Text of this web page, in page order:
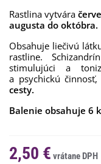
Rastlina vytvára
augusta do októbra.
Obsahuje liečivú
rastline.
stimulujúci a
a psychickú
cesty.
Balenie obsahuje 6
2,50 €